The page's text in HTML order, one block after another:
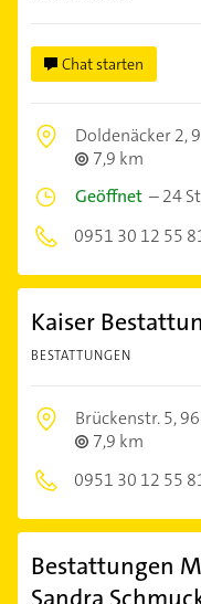
Chat starten
Doldenäcker 2,
7,9 km
Geöffnet –24
0951 30 12 55
Kaiser
BESTATTUNGEN
Brückenstr. 5,
7,9 km
0951 30 12 55
Bestattungen